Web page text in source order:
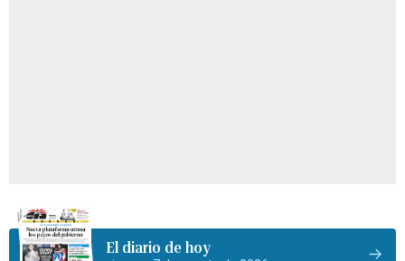
El diario de hoy